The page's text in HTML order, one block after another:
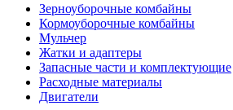
Зерноуборочные комбайны
Кормоуборочные комбайны
Мульчер
Жатки и адаптеры
Запасные части и комплектующие
Расходные материалы
Двигатели